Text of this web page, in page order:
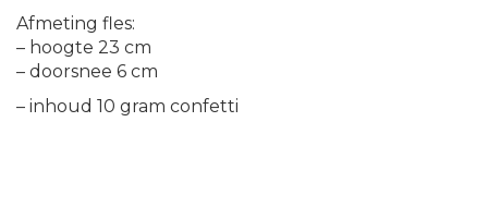
Afmeting fles:
– hoogte 23 cm
– doorsnee 6 cm
– inhoud 10 gram confetti